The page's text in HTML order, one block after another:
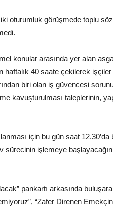
oturumluk görüşmede toplu
konular arasında yer alan
haftalık 40 saate çekilerek
biri olan iş güvencesi
kavuşturulması taleplerinin,
için bu gün saat
işlemeye
pankartı arkasında
“Zafer Direnen